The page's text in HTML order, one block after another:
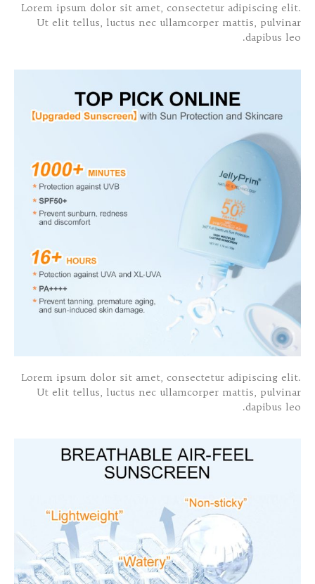
Lorem ipsum dolor sit amet, consectetur adipiscing elit.
Ut elit tellus, luctus nec ullamcorper mattis, pulvinar
dapibus leo.
Lorem ipsum dolor sit amet, consectetur adipiscing elit.
Ut elit tellus, luctus nec ullamcorper mattis, pulvinar
dapibus leo.